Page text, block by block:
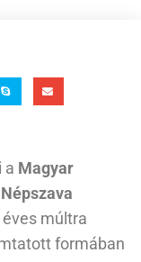
a Magyar
Népszava
múltra
formában